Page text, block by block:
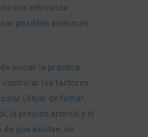
una entrevista
posibles síntomas
iniciar la práctica
controlar los factores
(dejar de fumar,
la presión arterial y el
que existan, se